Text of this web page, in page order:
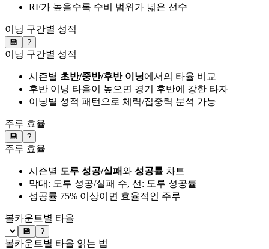
RF가 높을수록 수비 범위가 넓은 선수
이닝 구간별 성적
💾 ?
이닝 구간별 성적
시즌별 초반/중반/후반 이닝에서의 타율 비교
후반 이닝 타율이 높으면 경기 후반에 강한 타자
이닝별 성적 패턴으로 체력/집중력 분석 가능
주루 효율
💾 ?
주루 효율
시즌별 도루 성공/실패와 성공률 차트
막대: 도루 성공/실패 수, 선: 도루 성공률
성공률 75% 이상이면 효율적인 주루
볼카운트별 타율
💾 ?
볼카운트별 타율 읽는 법